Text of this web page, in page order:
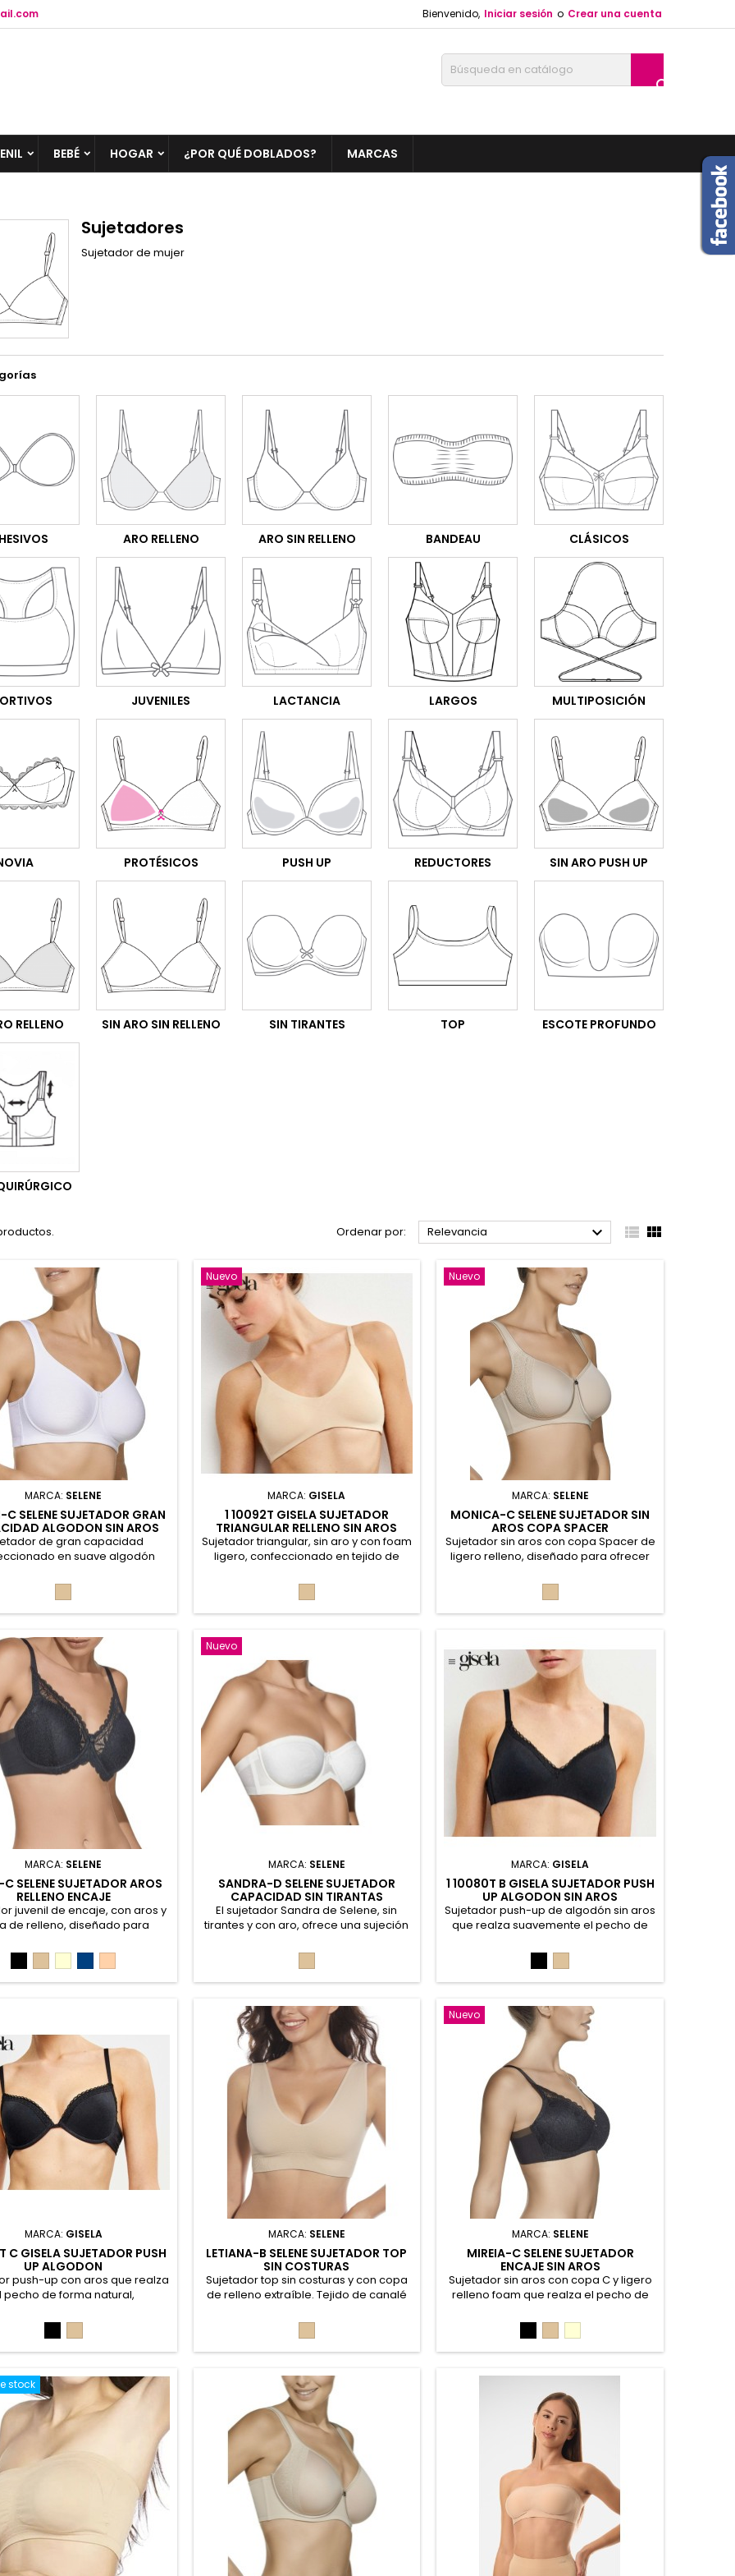
Bienvenido, Iniciar sesión o Crear una cuenta

BEBÉ HOGAR ¿POR QUÉ DOBLADOS? MARCAS
Sujetadores
Sujetador de mujer
ARO RELLENO ARO SIN RELLENO BANDEAU CLÁSICOS
JUVENILES LACTANCIA LARGOS MULTIPOSICIÓN
PROTÉSICOS PUSH UP REDUCTORES SIN ARO PUSH UP
RELLENO SIN ARO SIN RELLENO SIN TIRANTES TOP ESCOTE PROFUNDO
Ordenar por: Relevancia   
MARCA: SELENE
C SELENE SUJETADOR GRAN
ALGODON SIN AROS
de gran capacidad
en suave algodón
y sin relleno proporciona una
firme sin renunciar al confort,
que los tirantes anchos y
hombros. 47% Poliamida,
Algodón, 11% Elastano
Nuevo
MARCA: GISELA
1 10092T GISELA SUJETADOR
TRIANGULAR RELLENO SIN AROS
Sujetador triangular, sin aro y con foam
ligero, confeccionado en tejido de
laminado que alisa la silueta y aporta
máximo confort. Tirantes regulables
multiposición para mayor ajuste y
Nuevo
MARCA: SELENE
MONICA-C SELENE SUJETADOR SIN
AROS COPA SPACER
Sujetador sin aros con copa Spacer de
ligero relleno, diseñado para ofrecer
sujeción natural. Sus tirantes anchos
regulables y el delicado detalle de
encaje lo convierten en una opción
MARCA: SELENE
SELENE SUJETADOR AROS
RELLENO ENCAJE
juvenil de encaje, con aros y
de relleno, diseñado para
Sus exclusivas bandas
con doble capa de tules
proporcionan firmeza a
Nuevo
MARCA: SELENE
SANDRA-D SELENE SUJETADOR
CAPACIDAD SIN TIRANTAS
El sujetador Sandra de Selene, sin
tirantes y con aro, ofrece una sujeción
la espalda reforzada con doble capa
de tul evita deslizamientos y su diseño
sin relleno realza el pecho de forma
honor. 76% Poliamida, 24% Elastano
MARCA: GISELA
1 10080T B GISELA SUJETADOR PUSH
UP ALGODON SIN AROS
Sujetador push-up de algodón sin aros
que realza suavemente el pecho de
plumetti con forma de onda
posicionado en escote. Base de
refuerzo para mayor sujeción,
marcas sobre la ropa, espaldilla doble
y tirantes regulables. 95% Algodón, 5%
Elastano
MARCA: GISELA
C GISELA SUJETADOR PUSH
UP ALGODON
push-up con aros que realza
pecho de forma natural,
de galón en plumetti con
onda posicionada en escote
Acabados invisibles, con
para mayor ajuste y
95% Algodón, 5% Elastano
MARCA: SELENE
LETIANA-B SELENE SUJETADOR TOP
SIN COSTURAS
Sujetador top sin costuras y con copa
de relleno extraíble. Tejido de canalé
adapta al cuerpo como una segunda
piel, evitando marcas y
proporcionando una sensación suave
Elastano
Nuevo
MARCA: SELENE
MIREIA-C SELENE SUJETADOR
ENCAJE SIN AROS
Sujetador sin aros con copa C y ligero
relleno foam que realza el pecho de
comodidad. Su elegante diseño de
encaje floral, junto a los laterales
reforzados y tirantes regulables,
Poliamida,17% Elastano, 10% Poliéster
stock